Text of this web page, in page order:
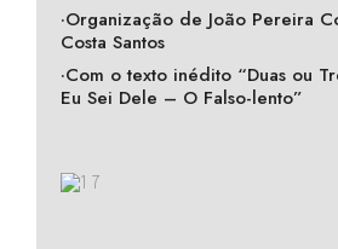
·Organização de João Pereira
Costa Santos
·Com o texto inédito “Duas ou
Eu Sei Dele – O Falso-lento”